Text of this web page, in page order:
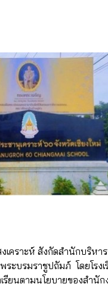
คราะห์ สังกัดสำนักบริ
ะบรมราชูปถัมภ์ โดยโร
รียนตามนโยบายของส